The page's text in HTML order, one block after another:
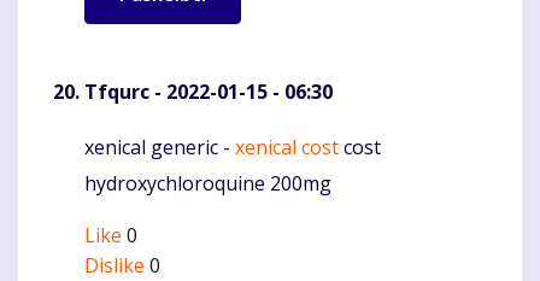
Tfqurc - 2022-01-15 - 06:30
Komentaras
xenical generic - xenical costcost
hydroxychloroquine 200mg
Like 0
Dislike 0